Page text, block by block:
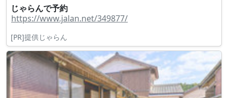
じゃらんで予約
https://www.jalan.net/349877/
[PR]提供じゃらん